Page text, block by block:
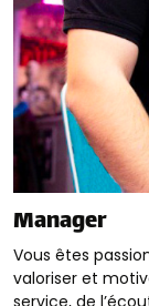
Manager
Vous êtes
valoriser et